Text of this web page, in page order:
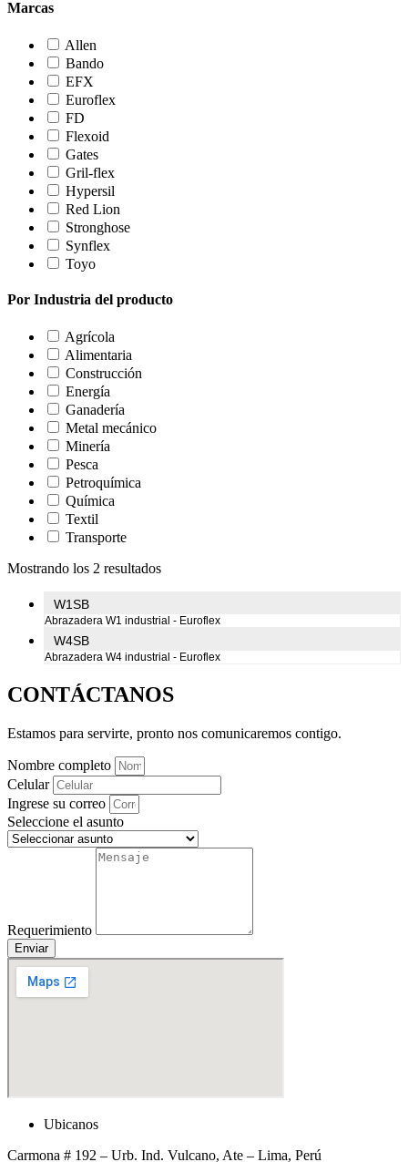
Marcas
Allen
Bando
EFX
Euroflex
FD
Flexoid
Gates
Gril-flex
Hypersil
Red Lion
Stronghose
Synflex
Toyo
Por Industria del producto
Agrícola
Alimentaria
Construcción
Energía
Ganadería
Metal mecánico
Minería
Pesca
Petroquímica
Química
Textil
Transporte
Mostrando los 2 resultados
W1SB
Abrazadera W1 industrial - Euroflex
W4SB
Abrazadera W4 industrial - Euroflex
CONTÁCTANOS
Estamos para servirte, pronto nos comunicaremos contigo.
Nombre completo
Celular
Ingrese su correo
Seleccione el asunto
Requerimiento
Enviar
Ubicanos
Carmona # 192 – Urb. Ind. Vulcano, Ate – Lima, Perú